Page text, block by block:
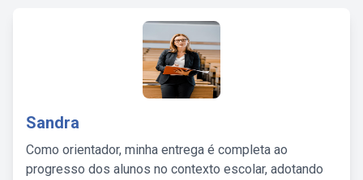
Sandra
Como orientador, minha entrega é completa ao
progresso dos alunos no contexto escolar, adotando